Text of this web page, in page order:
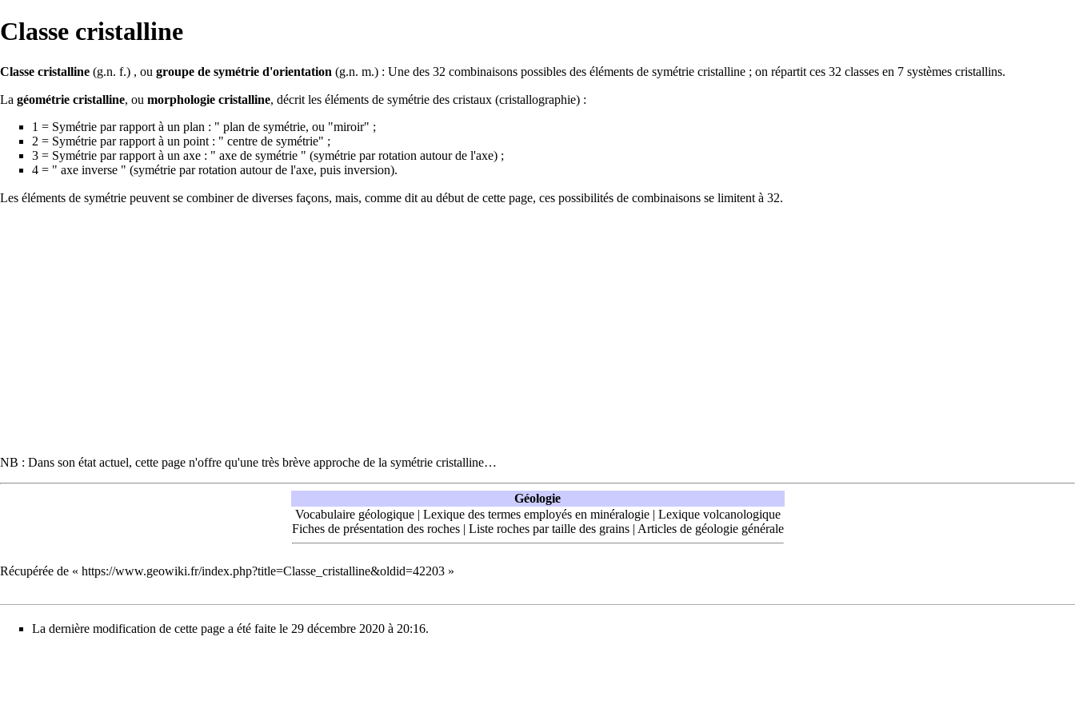
Classe cristalline
Classe cristalline (g.n. f.) , ou groupe de symétrie d'orientation (g.n. m.) : Une des 32 combinaisons possibles des éléments de symétrie cristalline ; on répartit ces 32 classes en 7 systèmes cristallins.
La géométrie cristalline, ou morphologie cristalline, décrit les éléments de symétrie des cristaux (cristallographie) :
1 = Symétrie par rapport à un plan : " plan de symétrie, ou "miroir" ;
2 = Symétrie par rapport à un point : " centre de symétrie" ;
3 = Symétrie par rapport à un axe : " axe de symétrie " (symétrie par rotation autour de l'axe) ;
4 = " axe inverse " (symétrie par rotation autour de l'axe, puis inversion).
Les éléments de symétrie peuvent se combiner de diverses façons, mais, comme dit au début de cette page, ces possibilités de combinaisons se limitent à 32.
NB : Dans son état actuel, cette page n'offre qu'une très brève approche de la symétrie cristalline…
Géologie
Vocabulaire géologique| Lexique des termes employés en minéralogie| Lexique volcanologique
Fiches de présentation des roches| Liste roches par taille des grains| Articles de géologie générale
Récupérée de « https://www.geowiki.fr/index.php?title=Classe_cristalline&oldid=42203 »
La dernière modification de cette page a été faite le 29 décembre 2020 à 20:16.